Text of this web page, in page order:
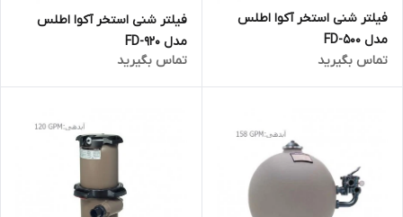
فیلتر شنی استخر آکوا اطلس
مدل FD-500
تماس بگیرید
فیلتر شنی استخر آکوا اطلس
مدل FD-920
تماس بگیرید